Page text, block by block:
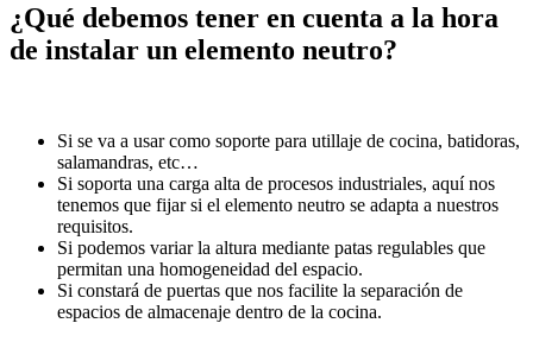
¿Qué debemos tener en cuenta a la hora
de instalar un elemento neutro?
Si se va a usar como soporte para utillaje de cocina, batidoras,
salamandras, etc…
Si soporta una carga alta de procesos industriales, aquí nos
tenemos que fijar si el elemento neutro se adapta a nuestros
requisitos.
Si podemos variar la altura mediante patas regulables que
permitan una homogeneidad del espacio.
Si constará de puertas que nos facilite la separación de
espacios de almacenaje dentro de la cocina.